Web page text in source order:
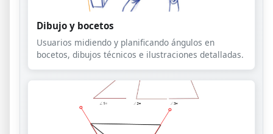
Dibujo y bocetos
Usuarios midiendo y planificando ángulos en
bocetos, dibujos técnicos e ilustraciones detalladas.